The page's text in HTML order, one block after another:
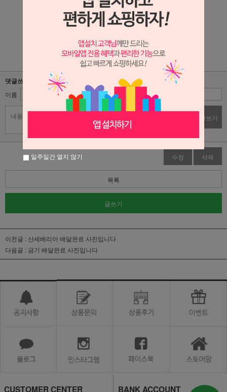
플라워리퍼블릭 블로그가기 : 클릭!!
플라워리퍼블릭 인스타그램 가기 : 클릭!!
댓글쓰기
이름 비밀번호
댓글쓰기
수정 삭제
목록
글쓰기
이전글 : 산세베리아 배달완료 사진입니다
다음글 : 금기 배달완료 사진입니다
CUSTOMER CENTER BANK ACCOUNT
일주일간 열지 않기